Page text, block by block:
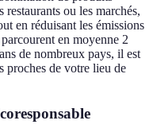
ou les marchés,
en réduisant les émissions
en moyenne 2
de nombreux pays, il est
proches de votre lieu de